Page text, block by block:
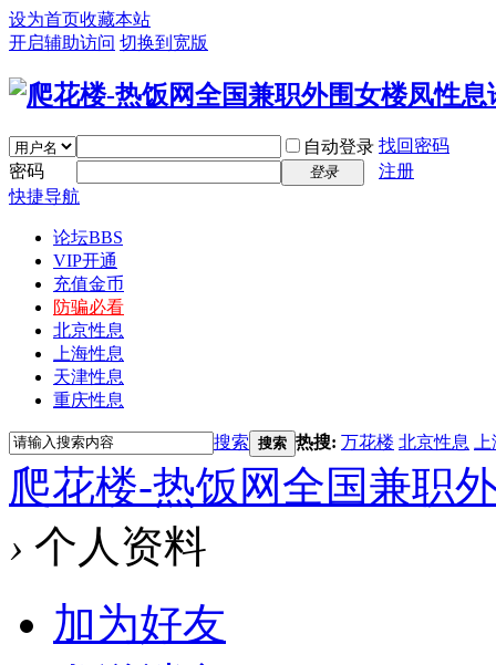
设为首页收藏本站
开启辅助访问 切换到宽版
自动登录 找回密码
密码
登录
注册
快捷导航
论坛BBS
VIP开通
充值金币
防骗必看
北京性息
上海性息
天津性息
重庆性息
搜索 搜索 热搜: 万花楼 北京性息
爬花楼-热饭网全国兼职
› 个人资料
加为好友